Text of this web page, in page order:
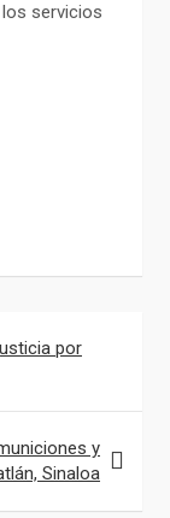
servicios
por
y
Sinaloa